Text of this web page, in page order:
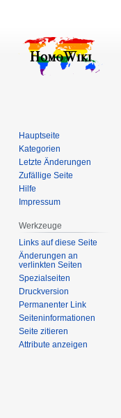
Hauptseite
Kategorien
Letzte Änderungen
Zufällige Seite
Hilfe
Impressum
Werkzeuge
Links auf diese Seite
Änderungen an
verlinkten Seiten
Spezialseiten
Druckversion
Permanenter Link
Seiten­­informationen
Seite zitieren
Attribute anzeigen